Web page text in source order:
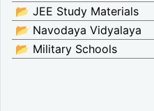
📂 JEE Study Materials
📂 Navodaya Vidyalaya
📂 Military Schools